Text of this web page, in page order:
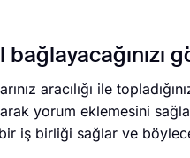
bağlayacağınızı
aracılığı ile
yorum eklemesini
iş birliği sağlar ve